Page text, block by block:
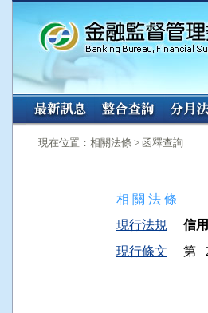
:::
現在位置：相關法條 > 函釋查詢
相 關 法 條
現行法規
信
現行條文
第